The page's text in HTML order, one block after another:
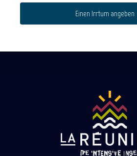
Einen Irrtum angeben